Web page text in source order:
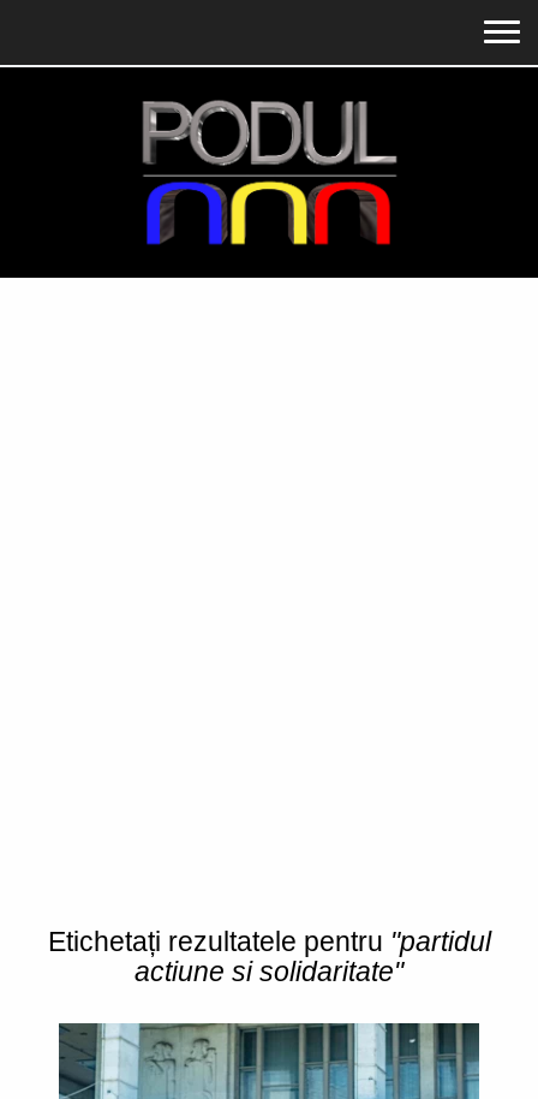
Etichetați rezultatele pentru "partidul
actiune si solidaritate"